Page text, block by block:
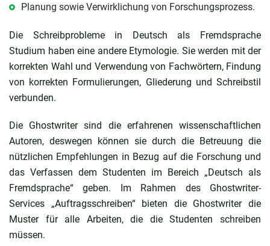
Planung sowie Verwirklichung von Forschungsprozess.
Die Schreibprobleme in Deutsch als Fremdsprache
Studium haben eine andere Etymologie. Sie werden mit der
korrekten Wahl und Verwendung von Fachwörtern, Findung
von korrekten Formulierungen, Gliederung und Schreibstil
verbunden.
Die Ghostwriter sind die erfahrenen wissenschaftlichen
Autoren, deswegen können sie durch die Betreuung die
nützlichen Empfehlungen in Bezug auf die Forschung und
das Verfassen dem Studenten im Bereich „Deutsch als
Fremdsprache“ geben. Im Rahmen des Ghostwriter-
Services „Auftragsschreiben“ bieten die Ghostwriter die
Muster für alle Arbeiten, die die Studenten schreiben
müssen.